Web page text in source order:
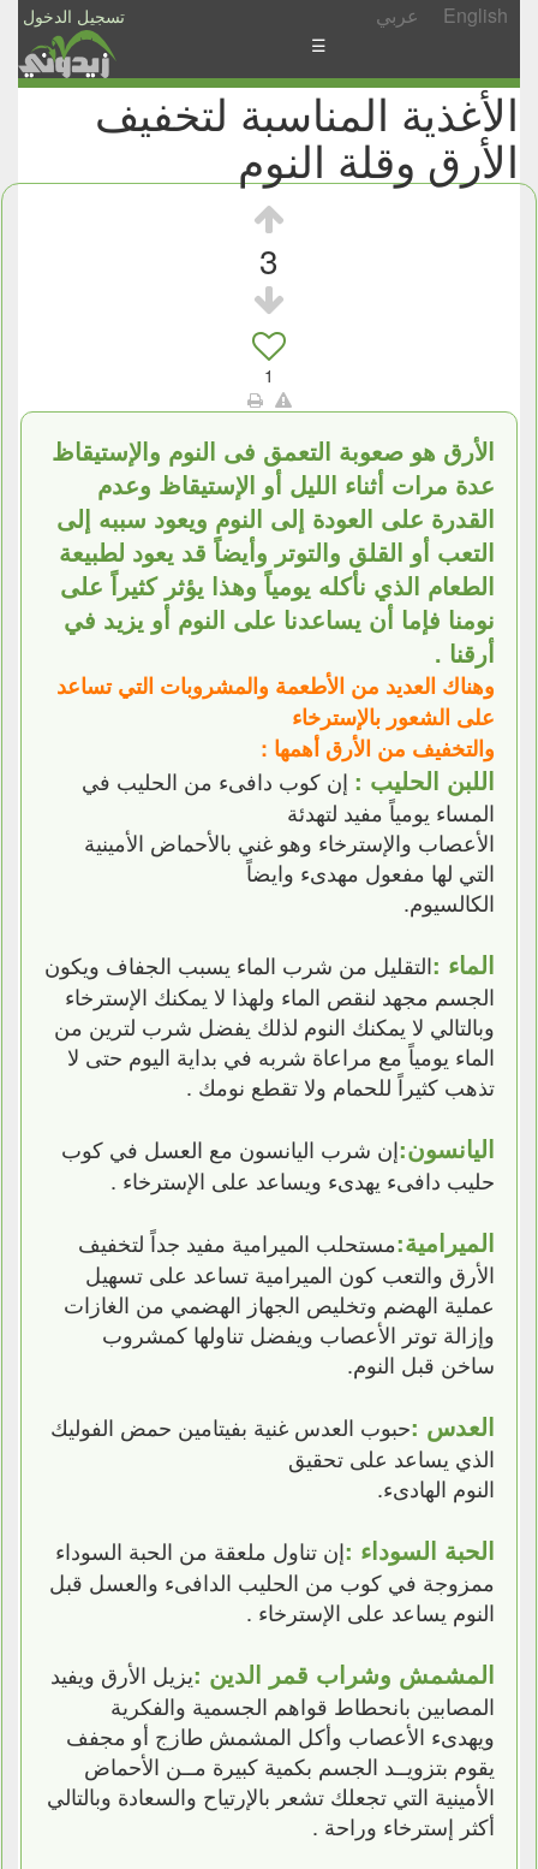
تسجيل الدخول عربي English
الأخبار
والمشاركات
☰
الأغذية المناسبة لتخفيف
الأرق وقلة النوم
3
1
الأرق هو صعوبة التعمق فى النوم والإستيقاظ
عدة مرات أثناء الليل أو الإستيقاظ وعدم
القدرة على العودة إلى النوم ويعود سببه إلى
التعب أو القلق والتوتر وأيضاً قد يعود لطبيعة
الطعام الذي نأكله يومياً وهذا يؤثر كثيراً على
نومنا فإما أن يساعدنا على النوم أو يزيد في
أرقنا .
وهناك العديد من الأطعمة والمشروبات التي تساعد
على الشعور بالإسترخاء
والتخفيف من الأرق أهمها :
اللبن الحليب : إن كوب دافىء من الحليب في
المساء يومياً مفيد لتهدئة
الأعصاب والإسترخاء وهو غني بالأحماض الأمينية
التي لها مفعول مهدىء وايضاً
الكالسيوم.
الماء :التقليل من شرب الماء يسبب الجفاف ويكون
الجسم مجهد لنقص الماء ولهذا لا يمكنك الإسترخاء
وبالتالي لا يمكنك النوم لذلك يفضل شرب لترين من
الماء يومياً مع مراعاة شربه في بداية اليوم حتى لا
تذهب كثيراً للحمام ولا تقطع نومك .
اليانسون:إن شرب اليانسون مع العسل في كوب
حليب دافىء يهدىء ويساعد على الإسترخاء .
الميرامية:مستحلب الميرامية مفيد جداً لتخفيف
الأرق والتعب كون الميرامية تساعد على تسهيل
عملية الهضم وتخليص الجهاز الهضمي من الغازات
وإزالة توتر الأعصاب ويفضل تناولها كمشروب
ساخن قبل النوم.
العدس :حبوب العدس غنية بفيتامين حمض الفوليك
الذي يساعد على تحقيق
النوم الهادىء.
الحبة السوداء :إن تناول ملعقة من الحبة السوداء
ممزوجة في كوب من الحليب الدافىء والعسل قبل
النوم يساعد على الإسترخاء .
المشمش وشراب قمر الدين :يزيل الأرق ويفيد
المصابين بانحطاط قواهم الجسمية والفكرية
ويهدىء الأعصاب وأكل المشمش طازج أو مجفف
يقوم بتزويــد الجسم بكمية كبيرة مــن الأحماض
الأمينية التي تجعلك تشعر بالإرتياح والسعادة وبالتالي
أكثر إسترخاء وراحة .